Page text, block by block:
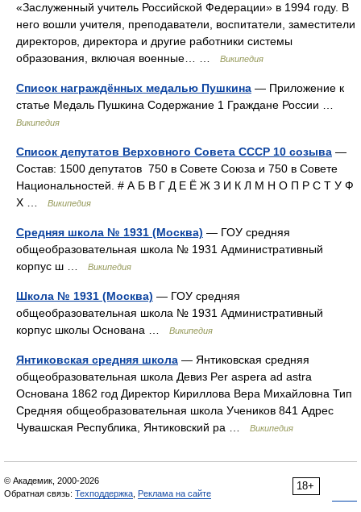
«Заслуженный учитель Российской Федерации» в 1994 году. В
него вошли учителя, преподаватели, воспитатели, заместители
директоров, директора и другие работники системы
образования, включая военные… …
Википедия
Список награждённых медалью Пушкина — Приложение к
статье Медаль Пушкина Содержание 1 Граждане России …
Википедия
Список депутатов Верховного Совета СССР 10 созыва —
Состав: 1500 депутатов 750 в Совете Союза и 750 в Совете
Национальностей. # А Б В Г Д Е Ё Ж З И К Л М Н О П Р С Т У Ф
Х …
Википедия
Средняя школа № 1931 (Москва) — ГОУ средняя
общеобразовательная школа № 1931 Административный
корпус ш …
Википедия
Школа № 1931 (Москва) — ГОУ средняя
общеобразовательная школа № 1931 Административный
корпус школы Основана …
Википедия
Янтиковская средняя школа — Янтиковская средняя
общеобразовательная школа Девиз Per aspera ad astra
Основана 1862 год Директор Кириллова Вера Михайловна Тип
Средняя общеобразовательная школа Учеников 841 Адрес
Чувашская Республика, Янтиковский ра …
Википедия
18+
© Академик, 2000-2026
Обратная связь: Техподдержка Реклама на сайте